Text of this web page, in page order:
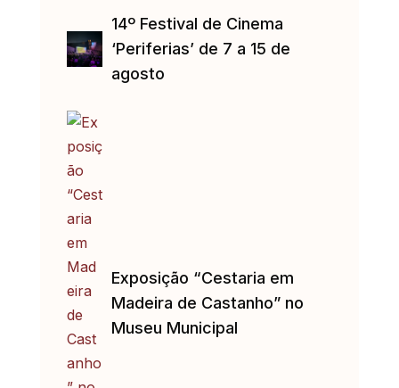
14º Festival de Cinema
‘Periferias’ de 7 a 15 de
agosto
Exposição “Cestaria em
Madeira de Castanho” no
Museu Municipal